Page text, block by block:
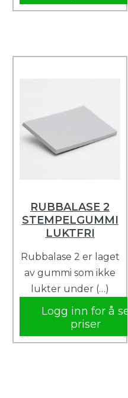
RUBBALASE 2
STEMPELGUMMI
LUKTFRI
Rubbalase 2 er laget
av gummi som ikke
lukter under (…)
Logg inn for å se
priser